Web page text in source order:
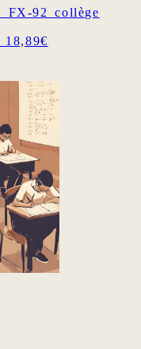
FX-92 collège